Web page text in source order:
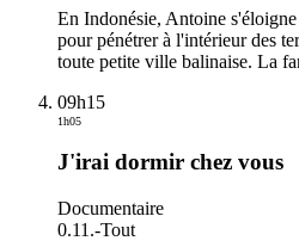
En Indonésie, Antoine
pour pénétrer à l'intérieur des
toute petite ville balinaise. La
09h15
1h05
J'irai dormir chez vous
Documentaire
0.11.-Tout